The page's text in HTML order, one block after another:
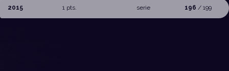
2015 1 pts. serie 196 / 199